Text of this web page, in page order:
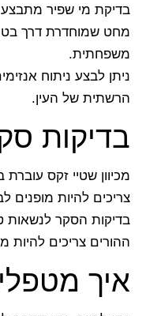
מחט שמוחדרת דרך
משפחתית.
ניתן לבצע ניתוח
הרשתית של העין.
בדיקות
מכיוון שטיי זקס
צריכים להיות
בדיקות הסקר לנשאות
ההורים צריכים להיות
איך